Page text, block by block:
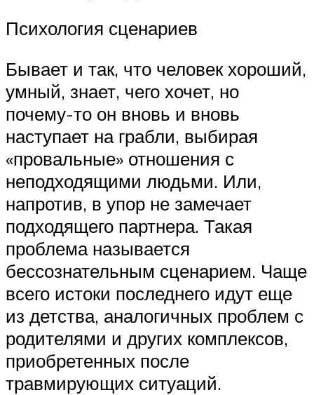
Психология сценариев
Бывает и так, что человек хороший,
умный, знает, чего хочет, но
почему-то он вновь и вновь
наступает на грабли, выбирая
«провальные» отношения с
неподходящими людьми. Или,
напротив, в упор не замечает
подходящего партнера. Такая
проблема называется
бессознательным сценарием. Чаще
всего истоки последнего идут еще
из детства, аналогичных проблем с
родителями и других комплексов,
приобретенных после
травмирующих ситуаций.